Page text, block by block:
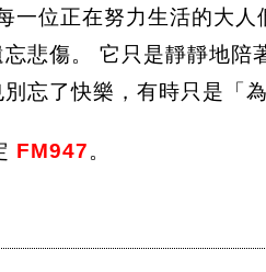
一位正在努力生活的大
悲傷。 它只是靜靜地陪
忘了快樂，有時只是「
FM947。